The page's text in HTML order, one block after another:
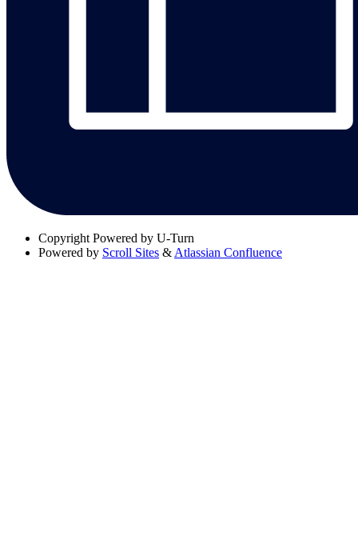
Copyright Powered by U-Turn
Powered by Scroll Sites & Atlassian Confluence